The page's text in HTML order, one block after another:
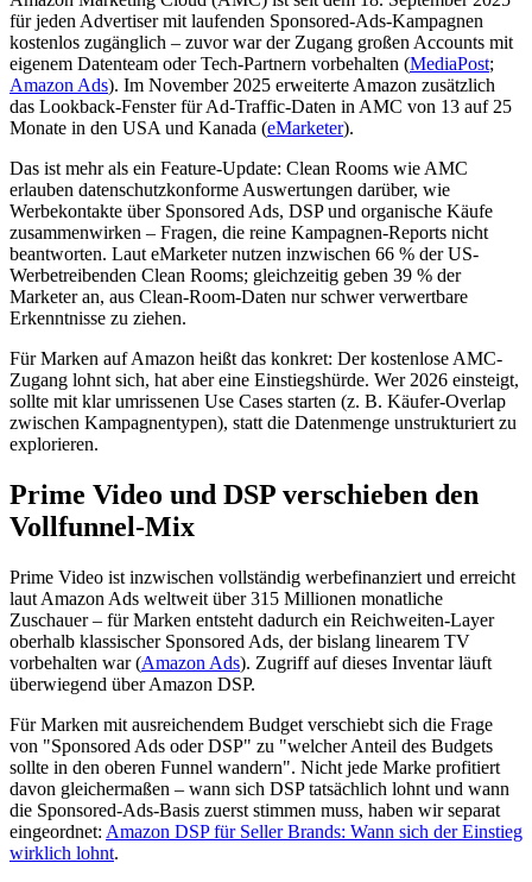
für jeden Advertiser mit laufenden Sponsored-Ads-Kampagnen
kostenlos zugänglich – zuvor war der Zugang großen Accounts mit
eigenem Datenteam oder Tech-Partnern vorbehalten (MediaPost;
Amazon Ads). Im November 2025 erweiterte Amazon zusätzlich
das Lookback-Fenster für Ad-Traffic-Daten in AMC von 13 auf 25
Monate in den USA und Kanada (eMarketer).
Das ist mehr als ein Feature-Update: Clean Rooms wie AMC
erlauben datenschutzkonforme Auswertungen darüber, wie
Werbekontakte über Sponsored Ads, DSP und organische Käufe
zusammenwirken – Fragen, die reine Kampagnen-Reports nicht
beantworten. Laut eMarketer nutzen inzwischen 66 % der US-
Werbetreibenden Clean Rooms; gleichzeitig geben 39 % der
Marketer an, aus Clean-Room-Daten nur schwer verwertbare
Erkenntnisse zu ziehen.
Für Marken auf Amazon heißt das konkret: Der kostenlose AMC-
Zugang lohnt sich, hat aber eine Einstiegshürde. Wer 2026 einsteigt,
sollte mit klar umrissenen Use Cases starten (z. B. Käufer-Overlap
zwischen Kampagnentypen), statt die Datenmenge unstrukturiert zu
explorieren.
Prime Video und DSP verschieben den
Vollfunnel-Mix
Prime Video ist inzwischen vollständig werbefinanziert und erreicht
laut Amazon Ads weltweit über 315 Millionen monatliche
Zuschauer – für Marken entsteht dadurch ein Reichweiten-Layer
oberhalb klassischer Sponsored Ads, der bislang linearem TV
vorbehalten war (Amazon Ads). Zugriff auf dieses Inventar läuft
überwiegend über Amazon DSP.
Für Marken mit ausreichendem Budget verschiebt sich die Frage
von "Sponsored Ads oder DSP" zu "welcher Anteil des Budgets
sollte in den oberen Funnel wandern". Nicht jede Marke profitiert
davon gleichermaßen – wann sich DSP tatsächlich lohnt und wann
die Sponsored-Ads-Basis zuerst stimmen muss, haben wir separat
eingeordnet: Amazon DSP für Seller Brands: Wann sich der Einstieg
wirklich lohnt.